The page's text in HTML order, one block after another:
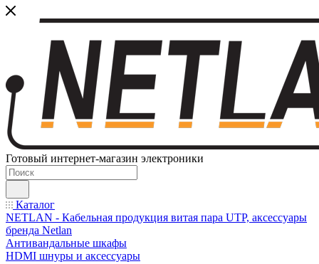
Готовый интернет-магазин электроники
Каталог
NETLAN - Кабельная продукция витая пара UTP, аксессуары
бренда Netlan
Антивандальные шкафы
HDMI шнуры и аксессуары